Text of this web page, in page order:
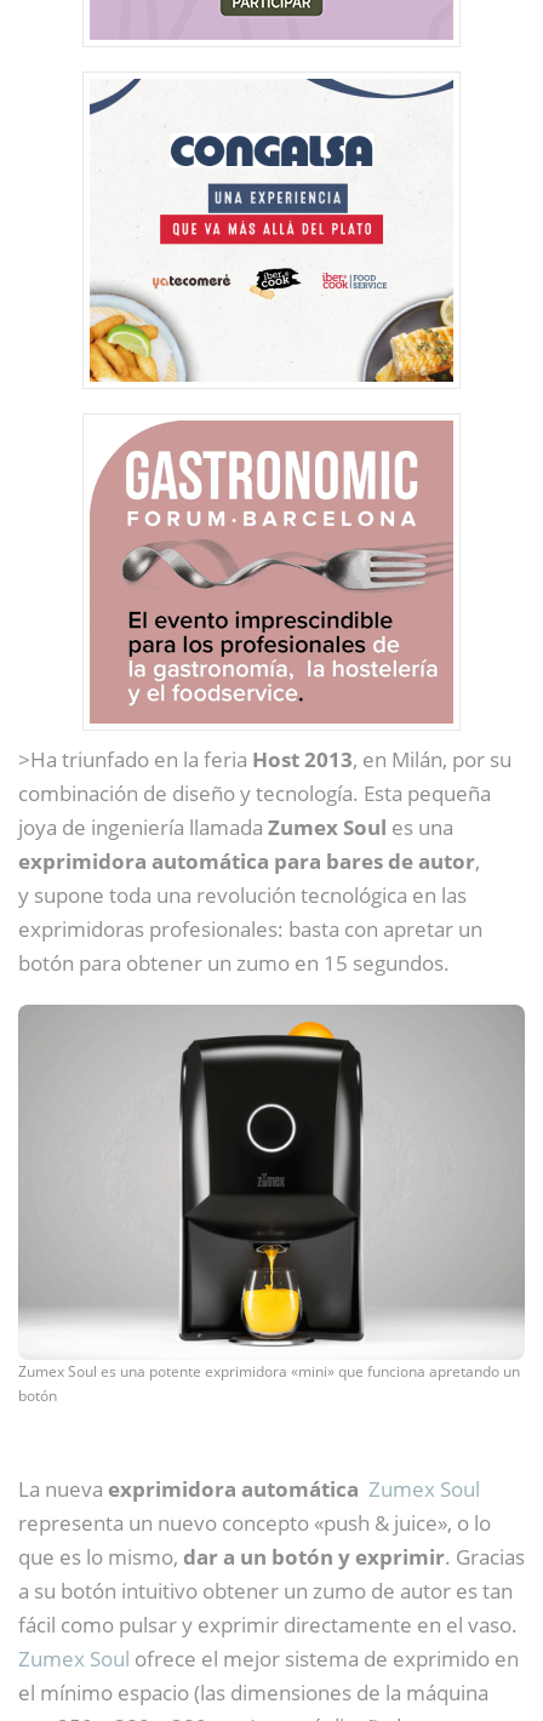
>Ha triunfado en la feria Host 2013, en Milán, por su
combinación de diseño y tecnología. Esta pequeña
joya de ingeniería llamada Zumex Soul es una
exprimidora automática para bares de autor,
y supone toda una revolución tecnológica en las
exprimidoras profesionales: basta con apretar un
botón para obtener un zumo en 15 segundos.
Zumex Soul es una potente exprimidora «mini» que funciona apretando un
botón
La nueva exprimidora automática Zumex Soul
representa un nuevo concepto «push & juice», o lo
que es lo mismo, dar a un botón y exprimir. Gracias
a su botón intuitivo obtener un zumo de autor es tan
fácil como pulsar y exprimir directamente en el vaso.
Zumex Soul ofrece el mejor sistema de exprimido en
el mínimo espacio (las dimensiones de la máquina